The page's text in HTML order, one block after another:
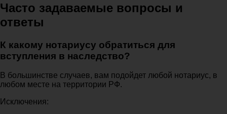
Часто задаваемые вопросы и
ответы
К какому нотариусу обратиться для
вступления в наследство?
В большинстве случаев, вам подойдет любой нотариус, в
любом месте на территории РФ.
Исключения: